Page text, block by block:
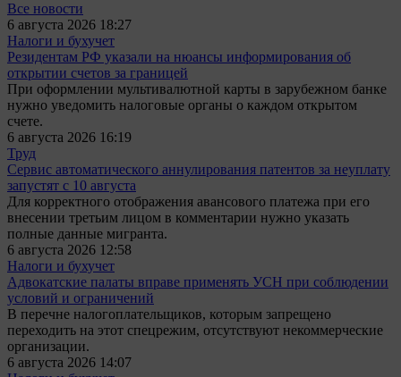
Все новости
6 августа 2026 18:27
Налоги и бухучет
Резидентам РФ указали на нюансы информирования об
открытии счетов за границей
При оформлении мультивалютной карты в зарубежном банке
нужно уведомить налоговые органы о каждом открытом
счете.
6 августа 2026 16:19
Труд
Сервис автоматического аннулирования патентов за неуплату
запустят с 10 августа
Для корректного отображения авансового платежа при его
внесении третьим лицом в комментарии нужно указать
полные данные мигранта.
6 августа 2026 12:58
Налоги и бухучет
Адвокатские палаты вправе применять УСН при соблюдении
условий и ограничений
В перечне налогоплательщиков, которым запрещено
переходить на этот спецрежим, отсутствуют некоммерческие
организации.
6 августа 2026 14:07